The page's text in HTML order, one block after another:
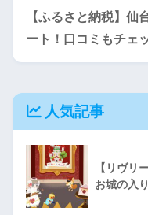
【ふるさと納税】仙
ート！口コミもチェ
人気記事
【リヴリ
お城の入